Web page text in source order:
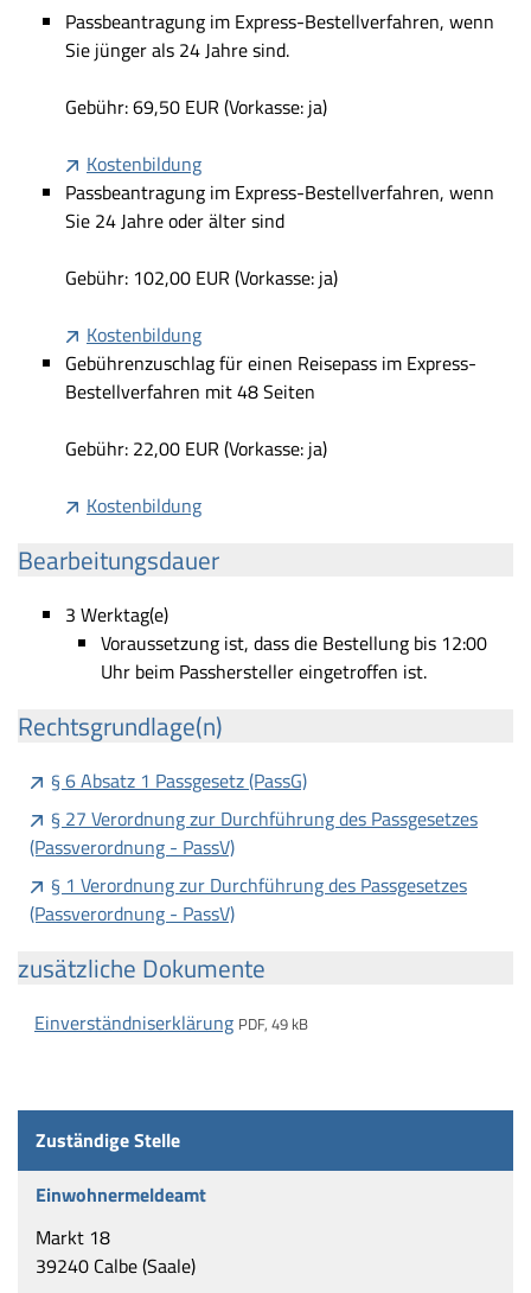
Passbeantragung im Express-Bestellverfahren, wenn
Sie jünger als 24 Jahre sind.
Gebühr: 69,50 EUR (Vorkasse: ja)
Kostenbildung
Passbeantragung im Express-Bestellverfahren, wenn
Sie 24 Jahre oder älter sind
Gebühr: 102,00 EUR (Vorkasse: ja)
Kostenbildung
Gebührenzuschlag für einen Reisepass im Express-
Bestellverfahren mit 48 Seiten
Gebühr: 22,00 EUR (Vorkasse: ja)
Kostenbildung
Bearbeitungsdauer
3 Werktag(e)
Voraussetzung ist, dass die Bestellung bis 12:00
Uhr beim Passhersteller eingetroffen ist.
Rechtsgrundlage(n)
§ 6 Absatz 1 Passgesetz (PassG)
§ 27 Verordnung zur Durchführung des Passgesetzes
(Passverordnung - PassV)
§ 1 Verordnung zur Durchführung des Passgesetzes
(Passverordnung - PassV)
zusätzliche Dokumente
Einverständniserklärung PDF, 49 kB
Zuständige Stelle
Einwohnermeldeamt
Markt 18
39240 Calbe (Saale)